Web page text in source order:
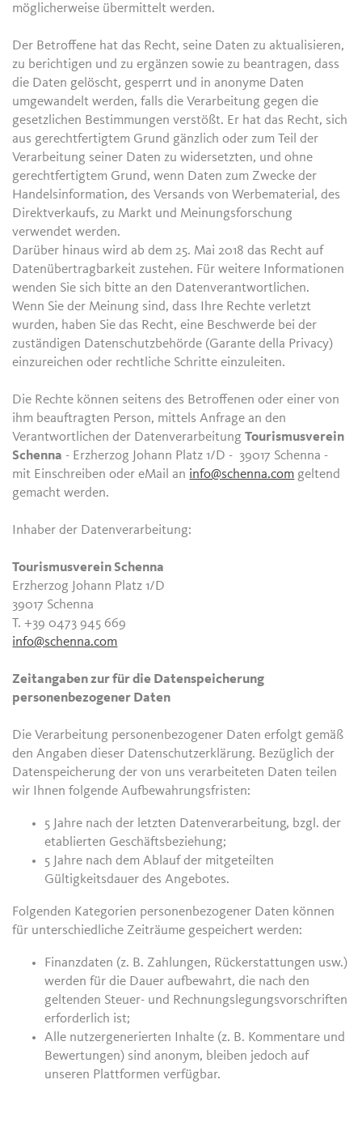
möglicherweise übermittelt werden.
Der Betroffene hat das Recht, seine Daten zu aktualisieren,
zu berichtigen und zu ergänzen sowie zu beantragen, dass
die Daten gelöscht, gesperrt und in anonyme Daten
umgewandelt werden, falls die Verarbeitung gegen die
gesetzlichen Bestimmungen verstößt. Er hat das Recht, sich
aus gerechtfertigtem Grund gänzlich oder zum Teil der
Verarbeitung seiner Daten zu widersetzten, und ohne
gerechtfertigtem Grund, wenn Daten zum Zwecke der
Handelsinformation, des Versands von Werbematerial, des
Direktverkaufs, zu Markt und Meinungsforschung
verwendet werden.
Darüber hinaus wird ab dem 25. Mai 2018 das Recht auf
Datenübertragbarkeit zustehen. Für weitere Informationen
wenden Sie sich bitte an den Datenverantwortlichen.
Wenn Sie der Meinung sind, dass Ihre Rechte verletzt
wurden, haben Sie das Recht, eine Beschwerde bei der
zuständigen Datenschutzbehörde (Garante della Privacy)
einzureichen oder rechtliche Schritte einzuleiten.
Die Rechte können seitens des Betroffenen oder einer von
ihm beauftragten Person, mittels Anfrage an den
Verantwortlichen der DatenverarbeitungTourismusverein
Schenna - Erzherzog Johann Platz 1/D - 39017 Schenna -
mit Einschreiben oder eMail an info@schenna.com geltend
gemacht werden.
Inhaber der Datenverarbeitung:
Tourismusverein Schenna
Erzherzog Johann Platz 1/D
39017 Schenna
T. +39 0473 945 669
info@schenna.com
Zeitangaben zur für die Datenspeicherung
personenbezogener Daten
Die Verarbeitung personenbezogener Daten erfolgt gemäß
den Angaben dieser Datenschutzerklärung. Bezüglich der
Datenspeicherung der von uns verarbeiteten Daten teilen
wir Ihnen folgende Aufbewahrungsfristen:
5 Jahre nach der letzten Datenverarbeitung, bzgl. der
etablierten Geschäftsbeziehung;
5 Jahre nach dem Ablauf der mitgeteilten
Gültigkeitsdauer des Angebotes.
Folgenden Kategorien personenbezogener Daten können
für unterschiedliche Zeiträume gespeichert werden:
Finanzdaten (z. B. Zahlungen, Rückerstattungen usw.)
werden für die Dauer aufbewahrt, die nach den
geltenden Steuer- und Rechnungslegungsvorschriften
erforderlich ist;
Alle nutzergenerierten Inhalte (z. B. Kommentare und
Bewertungen) sind anonym, bleiben jedoch auf
unseren Plattformen verfügbar.